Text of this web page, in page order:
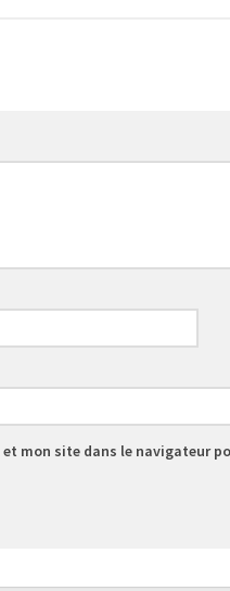
mon site dans le navigateur